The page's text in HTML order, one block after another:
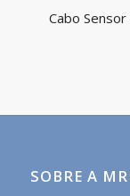
Cabo
SOBRE A